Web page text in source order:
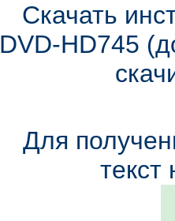
Скачать
DVD-HD745
Для
текст